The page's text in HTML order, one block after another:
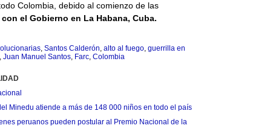
Colombia, debido al comienzo de las
el Gobierno en La Habana, Cuba.
, Santos Calderón, alto al fuego, guerrilla en
Juan Manuel Santos, Farc, Colombia
Minedu atiende a más de 148 000 niños en todo el país
peruanos pueden postular al Premio Nacional de la